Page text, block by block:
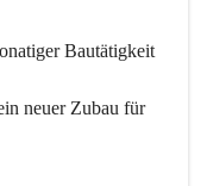
Bautätigkeit
neuer Zubau für